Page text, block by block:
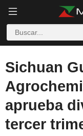
Sichuan
aprueba
tercer